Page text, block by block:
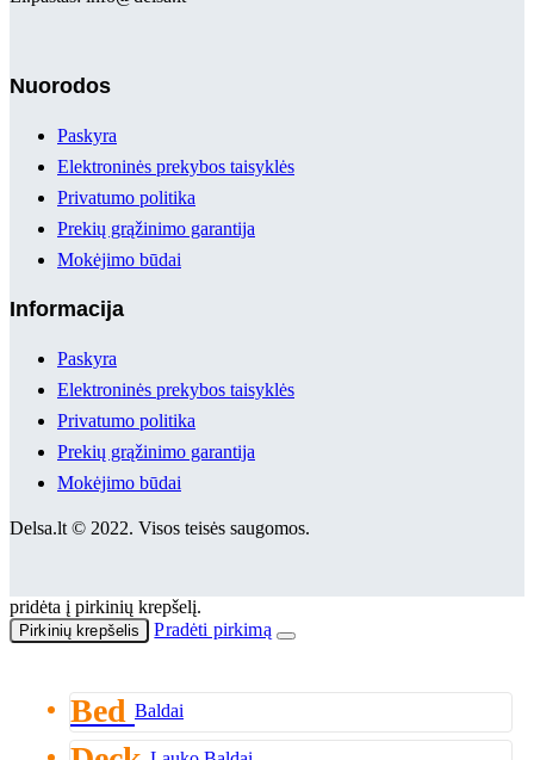
Nuorodos
Paskyra
Elektroninės prekybos taisyklės
Privatumo politika
Prekių grąžinimo garantija
Mokėjimo būdai
Informacija
Paskyra
Elektroninės prekybos taisyklės
Privatumo politika
Prekių grąžinimo garantija
Mokėjimo būdai
Delsa.lt © 2022. Visos teisės saugomos.
pridėta į pirkinių krepšelį.
Pirkinių krepšelis Pradėti pirkimą
Bed Baldai